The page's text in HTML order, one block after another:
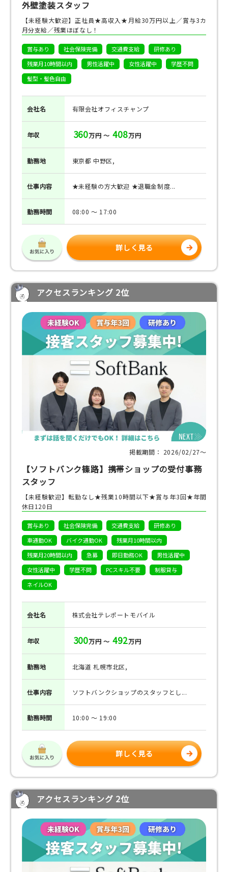
外壁塗装スタッフ
【未経験大歓迎】正社員★高収入★月給30万円以上／賞与3カ
月分支給／残業ほぼなし！
賞与あり 社会保険完備 交通費支給
研修あり
残業月10時間以内
男性活躍中 女性活躍中
学歴不問
髪型・髪色自由
会社名 有限会社オフィスチャンプ
年収 360万円 ～ 408万円
勤務地 東京都 中野区,
仕事内容 ★未経験の方大歓迎 ★退職金制度...
勤務時間 08:00 ～ 17:00
詳しく見る
アクセスランキング 2位
掲載期間： 2026/02/27〜
【ソフトバンク篠路】携帯ショップの受付事務
スタッフ
【未経験歓迎】転勤なし★残業10時間以下★賞与年3回★年間
休日120日
賞与あり 社会保険完備 交通費支給
研修あり
車通勤OK
バイク通勤OK
残業月10時間以内
残業月20時間以内
急募 即日勤務OK
男性活躍中
女性活躍中
学歴不問 PCスキル不要
制服貸与
ネイルOK
会社名 株式会社テレポートモバイル
年収 300万円 ～ 492万円
勤務地 北海道 札幌市北区,
仕事内容 ソフトバンクショップのスタッフとし...
勤務時間 10:00 ～ 19:00
詳しく見る
アクセスランキング 2位